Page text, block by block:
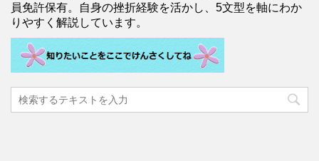
員免許保有。自身の挫折経験を活かし、5文型を軸にわか
りやすく解説しています。